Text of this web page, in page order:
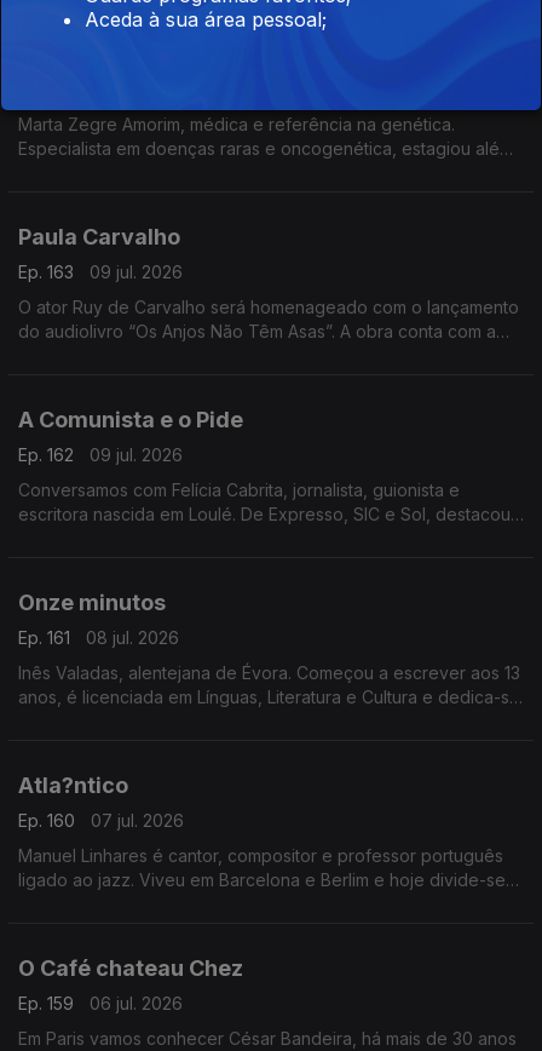
cultural
Marta Zegre Amorim, médica e referência na genética.
Especialista em doenças raras e oncogenética, estagiou além-
Paula Carvalho
Ep. 163
09 jul. 2026
O ator Ruy de Carvalho será homenageado com o lançamento
do audiolivro “Os Anjos Não Têm Asas”. A obra conta com a
A Comunista e o Pide
Ep. 162
09 jul. 2026
Conversamos com Felícia Cabrita, jornalista, guionista e
escritora nascida em Loulé. De Expresso, SIC e Sol, destacou-
Onze minutos
Ep. 161
08 jul. 2026
Inês Valadas, alentejana de Évora. Começou a escrever aos 13
anos, é licenciada em Línguas, Literatura e Cultura e dedica-se
Atla?ntico
Ep. 160
07 jul. 2026
Manuel Linhares é cantor, compositor e professor português
ligado ao jazz. Viveu em Barcelona e Berlim e hoje divide-se
O Café chateau Chez
Ep. 159
06 jul. 2026
Em Paris vamos conhecer César Bandeira, há mais de 30 anos
Aceda à sua área pessoal;